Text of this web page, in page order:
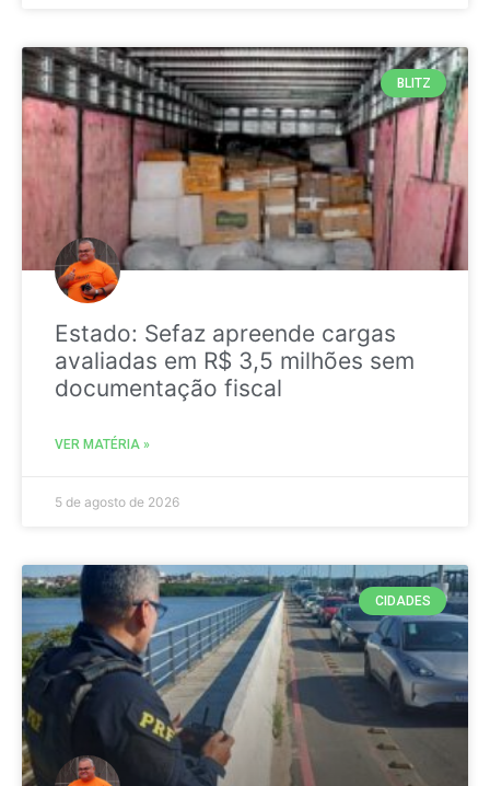
BLITZ
Estado: Sefaz apreende cargas
avaliadas em R$ 3,5 milhões sem
documentação fiscal
VER MATÉRIA »
5 de agosto de 2026
CIDADES